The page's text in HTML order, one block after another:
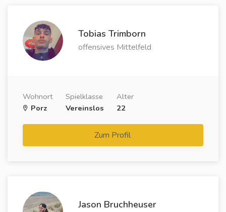
Tobias Trimborn
offensives Mittelfeld
Wohnort
Porz
Spielklasse
Vereinslos
Alter
22
Zum Profil
Jason Bruchheuser